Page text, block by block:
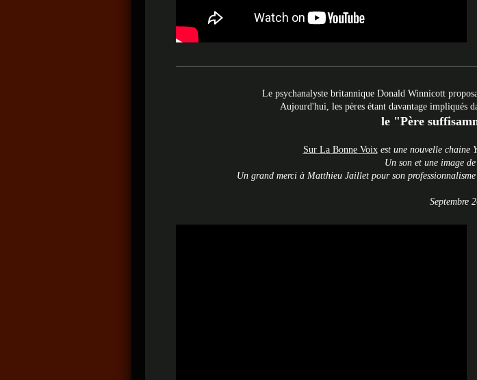
Le psychanalyste britannique Donald Winnicott
Aujourd'hui, les pères étant davantage impliqués
le "Père
Sur La Bonne Voix est une nouvelle chaine
Un son et une image
Un grand merci à Matthieu Jaillet pour son
Septembre